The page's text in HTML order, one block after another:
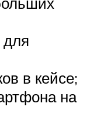
в кейсе;
на